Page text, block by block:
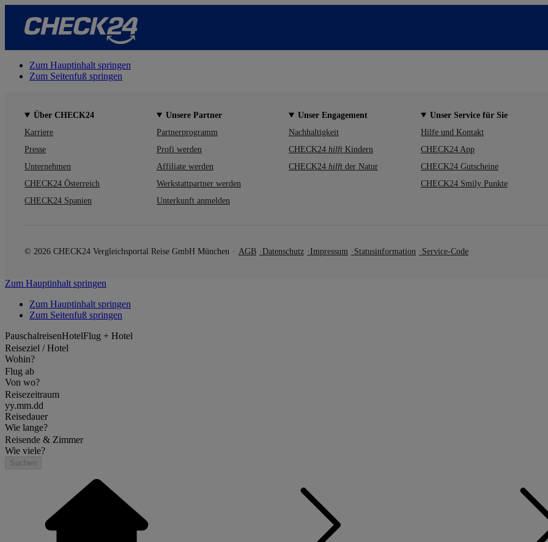
Zum Hauptinhalt springen
Zum Seitenfuß springen
Über CHECK24
Karriere
Presse
Unternehmen
CHECK24 Österreich
CHECK24 Spanien
Unsere Partner
Partnerprogramm
Profi werden
Affiliate werden
Werkstattpartner werden
Unterkunft anmelden
Unser Engagement
Nachhaltigkeit
CHECK24 hilft Kindern
CHECK24 hilft der Natur
Unser Service für Sie
Hilfe und Kontakt
CHECK24 App
CHECK24 Gutscheine
CHECK24 Smily Punkte
© 2026 CHECK24 Vergleichsportal Reise GmbH München AGB Datenschutz Impressum Statusinformation Service-Code
Zum Hauptinhalt springen
Zum Hauptinhalt springen
Zum Seitenfuß springen
PauschalreisenHotelFlug + Hotel
Reiseziel / Hotel
Wohin?
Flug ab
Von wo?
Reisezeitraum
yy.mm.dd
Reisedauer
Wie lange?
Reisende & Zimmer
Wie viele?
Suchen